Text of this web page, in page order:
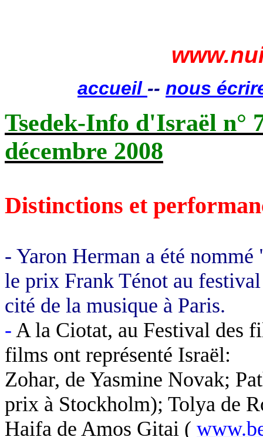
accueil -- nous
Tsedek-Info d'Israël n°
décembre 2008
Distinctions et
- Yaron Herman a été
le prix Frank Ténot au
cité de la musique à Paris.
- A la Ciotat, au Festival des
films ont représenté Israël:
Zohar, de Yasmine Novak;
prix à Stockholm); Tolya de
Haifa de Amos Gitai (